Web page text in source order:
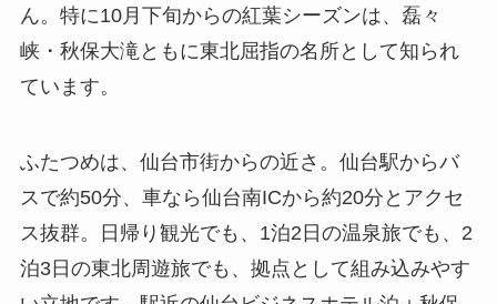
ん。特に10月下旬からの紅葉シーズンは、磊々
峡・秋保大滝ともに東北屈指の名所として知られ
ています。
ふたつめは、仙台市街からの近さ。仙台駅からバ
スで約50分、車なら仙台南ICから約20分とアクセ
ス抜群。日帰り観光でも、1泊2日の温泉旅でも、2
泊3日の東北周遊旅でも、拠点として組み込みやす